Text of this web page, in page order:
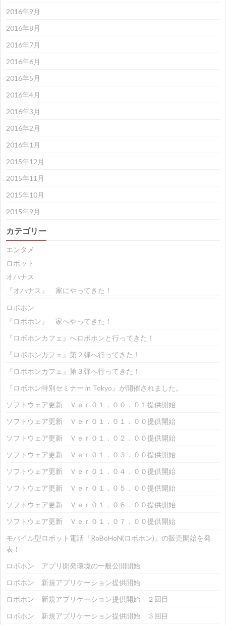
2016年9月
2016年8月
2016年7月
2016年6月
2016年5月
2016年4月
2016年3月
2016年2月
2016年1月
2015年12月
2015年11月
2015年10月
2015年9月
カテゴリー
エンタメ
ロボット
オハナス
『オハナス』 家にやってきた！
ロボホン
『ロボホン』 家へやってきた！
『ロボホンカフェ』へロボホンと行ってきた！
『ロボホンカフェ』第２弾へ行ってきた！
『ロボホンカフェ』第３弾へ行ってきた！
『ロボホン特別セミナー in Tokyo』が開催されました。
ソフトウェア更新 Ｖｅｒ０１．００．０１提供開始
ソフトウェア更新 Ｖｅｒ０１．０１．００提供開始
ソフトウェア更新 Ｖｅｒ０１．０２．００提供開始
ソフトウェア更新 Ｖｅｒ０１．０３．００提供開始
ソフトウェア更新 Ｖｅｒ０１．０４．００提供開始
ソフトウェア更新 Ｖｅｒ０１．０５．００提供開始
ソフトウェア更新 Ｖｅｒ０１．０６．００提供開始
ソフトウェア更新 Ｖｅｒ０１．０７．００提供開始
モバイル型ロボット電話『RoBoHoN(ロボホン)』の販売開始を発
表！
ロボホン アプリ開発環境の一般公開開始
ロボホン 新規アプリケーション提供開始
ロボホン 新規アプリケーション提供開始 ２回目
ロボホン 新規アプリケーション提供開始 ３回目